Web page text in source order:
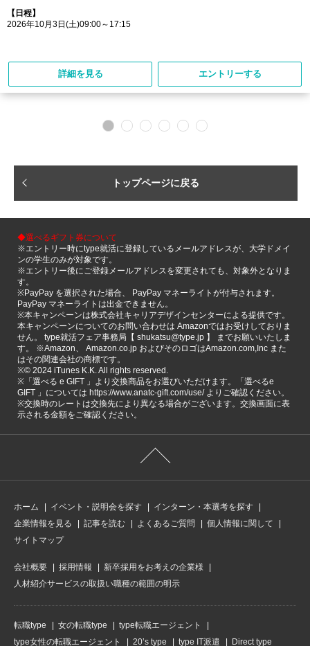
【日程】
2026年10月3日(土)09:00～17:15
詳細を見る エントリーする
トップページに戻る
◆選べるギフト券について
※エントリー時にtype就活に登録しているメールアドレスが、大学ドメイ
ンの学生のみが対象です。
※エントリー後にご登録メールアドレスを変更されても、対象外となりま
す。
※PayPay を選択された場合、 PayPay マネーライトが付与されます。
PayPay マネーライトは出金できません。
※本キャンペーンは株式会社キャリアデザインセンターによる提供です。
本キャンペーンについてのお問い合わせは Amazonではお受けしておりま
せん。 type就活フェア事務局【 shukatsu@type.jp 】 までお願いいたしま
す。 ※Amazon、 Amazon.co.jp およびそのロゴはAmazon.com,Inc また
はその関連会社の商標です。
※©️ 2024 iTunes K.K. All rights reserved.
※「選べる e GIFT 」より交換商品をお選びいただけます。「選べるe
GIFT 」については https://www.anatc-gift.com/use/ よりご確認ください。
※交換時のレートは交換先により異なる場合がございます。交換画面に表
示される金額をご確認ください。
ホーム イベント・説明会を探す
インターン・本選考を探す
企業情報を見る
記事を読む よくあるご質問
個人情報に関して
サイトマップ
会社概要 採用情報
新卒採用をお考えの企業様
人材紹介サービスの取扱い職種の範囲の明示
転職type 女の転職type
type転職エージェント
type女性の転職エージェント
20’s type type IT派遣 Direct type